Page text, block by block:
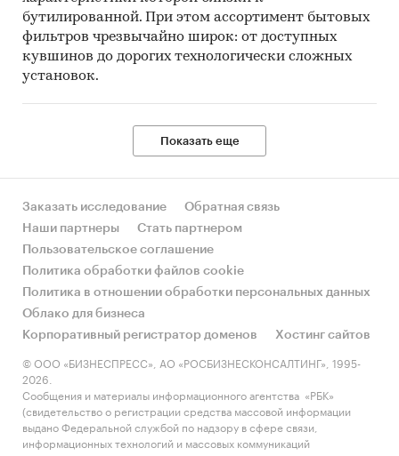
бутилированной. При этом ассортимент бытовых
фильтров чрезвычайно широк: от доступных
кувшинов до дорогих технологически сложных
установок.
Показать еще
Заказать исследование
Обратная связь
Наши партнеры
Стать партнером
Пользовательское соглашение
Политика обработки файлов cookie
Политика в отношении обработки персональных данных
Облако для бизнеса
Корпоративный регистратор доменов
Хостинг сайтов
© ООО «БИЗНЕСПРЕСС», АО «РОСБИЗНЕСКОНСАЛТИНГ», 1995-
2026.
Сообщения и материалы информационного агентства «РБК»
(свидетельство о регистрации средства массовой информации
выдано Федеральной службой по надзору в сфере связи,
информационных технологий и массовых коммуникаций